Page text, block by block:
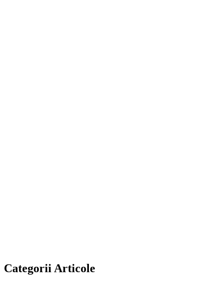
Categorii Articole